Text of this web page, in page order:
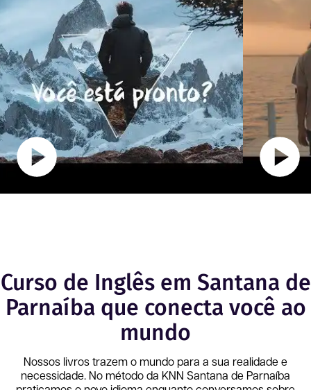
Curso de Inglês em Santana de
Parnaíba que conecta você ao
mundo
Nossos livros trazem o mundo para a sua realidade e
necessidade. No método da KNN Santana de Parnaíba